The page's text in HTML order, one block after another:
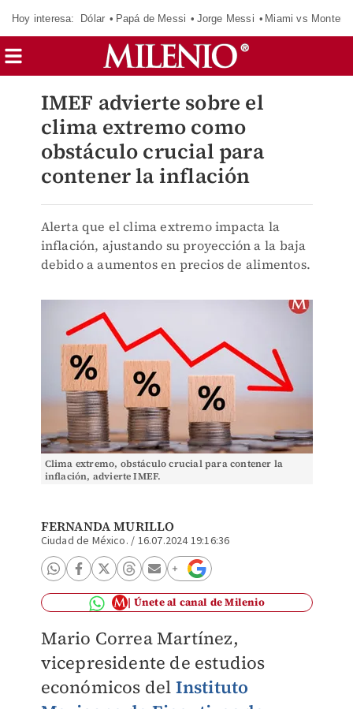
Hoy interesa: Dólar Papá de Messi Jorge Messi Miami vs
IMEF advierte sobre el
clima extremo como
obstáculo crucial para
contener la inflación
Alerta que el clima extremo impacta la
inflación, ajustando su proyección a la baja
debido a aumentos en precios de alimentos.
Clima extremo, obstáculo crucial para contener la
inflación, advierte IMEF.
FERNANDA MURILLO
Ciudad de México. / 16.07.2024 19:16:36
Únete al canal de Milenio
Mario Correa Martínez,
vicepresidente de estudios
económicos del Instituto